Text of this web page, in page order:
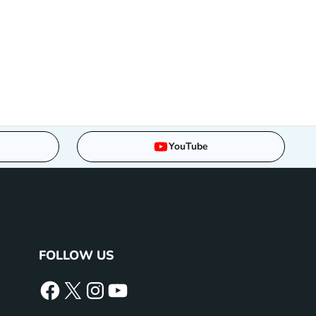
YouTube
FOLLOW US